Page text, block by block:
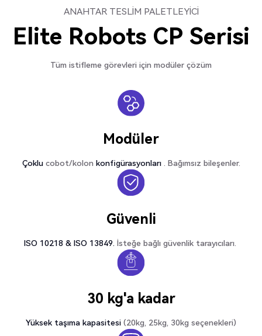
ANAHTAR TESLİM PALETLEYİCİ
Elite Robots CP Serisi
Tüm istifleme görevleri için modüler çözüm
Modüler
Çoklu cobot/kolon konfigürasyonları . Bağımsız bileşenler.
Güvenli
ISO 10218 & ISO 13849. İsteğe bağlı güvenlik tarayıcıları.
30 kg'a kadar
Yüksek taşıma kapasitesi (20kg, 25kg, 30kg seçenekleri)